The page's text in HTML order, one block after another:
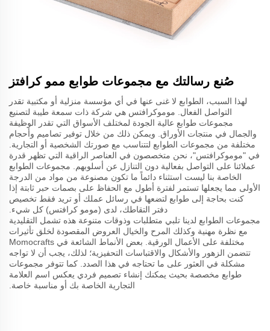
صُنع رسالتك مع مجموعات طوابع ممو كرافتز
لهذا السبب، الطوابع لا غنى عنها في أي مؤسسة منزلية أو مكتبية تقدر
التواصل الفعال. موموكرافتس هي شركة ذات سمعة طيبة لتصنيع
مجموعات طوابع عالية الجودة لمختلف الأسواق التي تقدر الوظيفة
والجمال في منتجات الأوراق. ويمكن ذلك من خلال توفير تصاميم وأحجام
مختلفة من مجموعات الطوابع لتتناسب مع صورتك الشخصية أو التجارية.
في "موموكرافتس"، نحن متخصصون في العناصر الراقية التي تظهر قدرة
عملائنا على التواصل بفعالية دون التنازل عن أسلوبهم. مجموعات الطوابع
الخاصة بنا ليست استثناء دائماً ما تكون مصنوعة من مواد من الدرجة
الأولى مما يجعلها تستمر لفترة أطول مع الحفاظ على بصمات حبر ثابتة إذا
كنت بحاجة إلى طوابع لتضعها في رسائل عملك أو تريد فقط تخصيص
دفتر التقاطك، لدى (مومو كرافتس) كل شيء.
مجموعات الطوابع لدينا تلبي متطلبات وذوقات متنوعة هذه تشمل التقليدية
مع نظرة مهنية وكذلك المرح والخيال العروض المقصودة لخلق تأثيرات
مختلفة على الأعمال الورقية. بعض الأنماط الشائعة في Momocrafts
تتضمن الزهور والأشكال والاقتباسات التحفيزية؛ لذلك، يجب أن لا تواجه
مشكلة في العثور على ما تحتاجه في هذا الصدد. كما تتوفر مجموعات
طوابع مخصصة بحيث يمكنك إنشاء تصميم فردي يعكس اسم العلامة
التجارية الخاصة بك أو مناسبة خاصة.